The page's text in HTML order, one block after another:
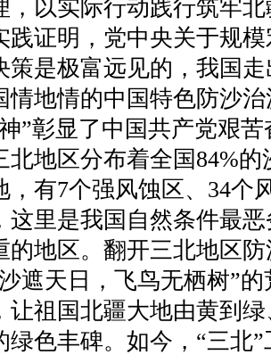
，以实际行动践行筑牢
践证明，党中央关于规
策是极富远见的，我国
情地情的中国特色防沙
彰显了中国共产党艰苦
北地区分布着全国84%
，有7个强风蚀区、34个
这里是我国自然条件最
的地区。翻开三北地区
遮天日，飞鸟无栖树”
让祖国北疆大地由黄到
绿色丰碑。如今，“三北